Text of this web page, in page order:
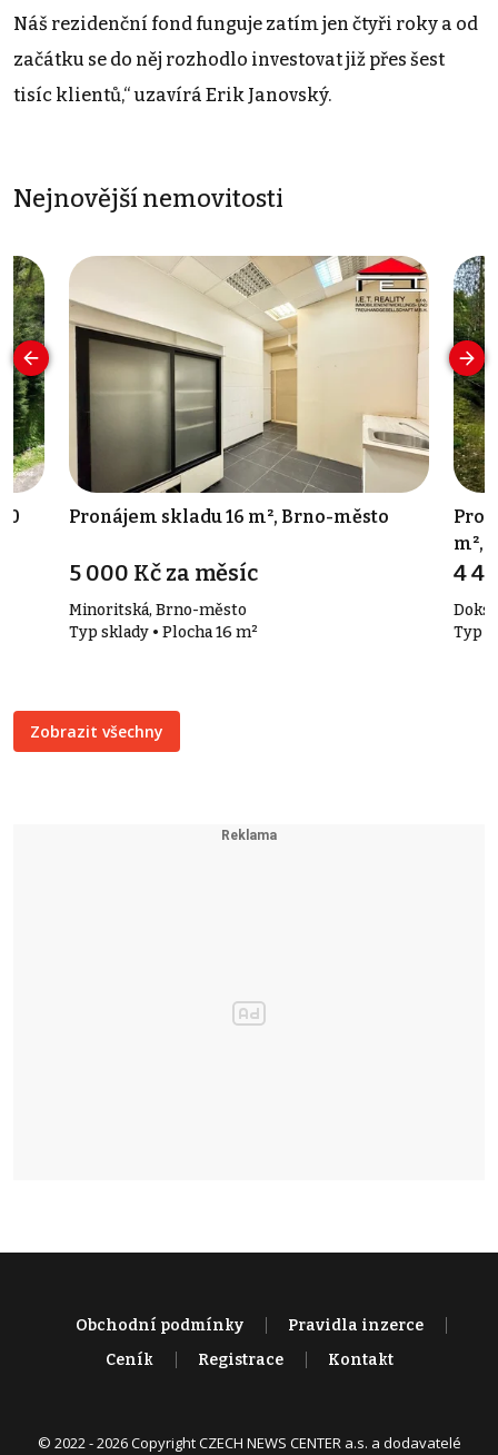
Náš rezidenční fond funguje zatím jen čtyři roky a od
začátku se do něj rozhodlo investovat již přes šest
tisíc klientů,“ uzavírá Erik Janovský.
Nejnovější nemovitosti
Pronájem skladu 16 m², Brno-město
5 000 Kč za měsíc
Minoritská, Brno-město
Typ sklady • Plocha 16 m²
m²,
4
Doksy
Typ
Zobrazit všechny
Obchodní podmínky
Pravidla inzerce
Ceník
Registrace Kontakt
© 2022 - 2026 Copyright CZECH NEWS CENTER a.s. a dodavatelé